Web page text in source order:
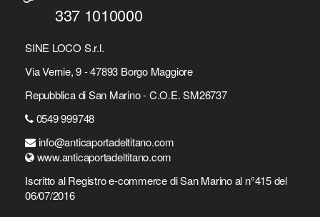
337 1010000
SINE LOCO S.r.l.
Via Vernie, 9 - 47893 Borgo Maggiore
Repubblica di San Marino - C.O.E. SM26737
0549 999748
info@anticaportadeltitano.com
www.anticaportadeltitano.com
Iscritto al Registro e-commerce di San Marino al n°415 del
06/07/2016